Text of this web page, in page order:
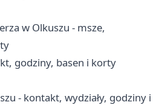
w Olkuszu - msze,
godziny, basen i korty
- kontakt, wydziały, godziny i